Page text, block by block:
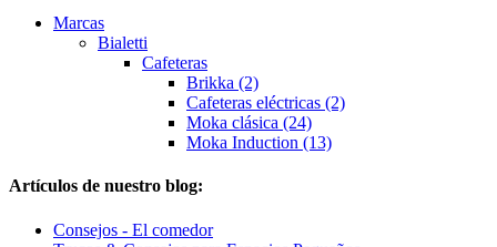
Marcas
Bialetti
Cafeteras
Brikka (2)
Cafeteras eléctricas (2)
Moka clásica (24)
Moka Induction (13)
Artículos de nuestro blog:
Consejos - El comedor